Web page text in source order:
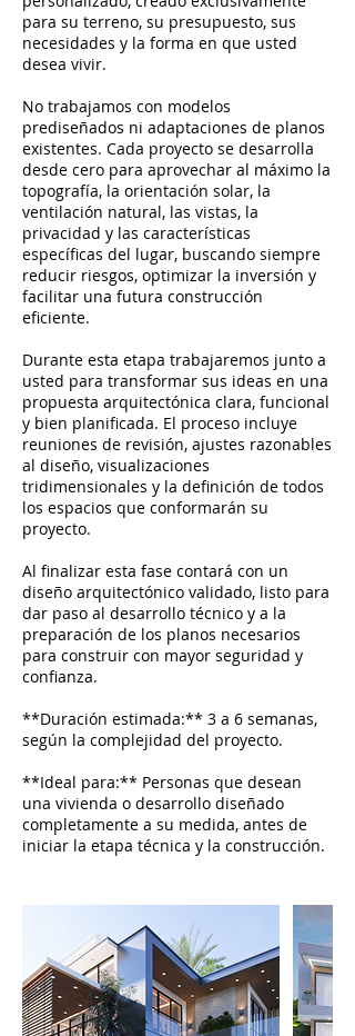
para su terreno, su presupuesto, sus
necesidades y la forma en que usted
desea vivir.
No trabajamos con modelos
prediseñados ni adaptaciones de planos
existentes. Cada proyecto se desarrolla
desde cero para aprovechar al máximo la
topografía, la orientación solar, la
ventilación natural, las vistas, la
privacidad y las características
específicas del lugar, buscando siempre
reducir riesgos, optimizar la inversión y
facilitar una futura construcción
eficiente.
Durante esta etapa trabajaremos junto a
usted para transformar sus ideas en una
propuesta arquitectónica clara, funcional
y bien planificada. El proceso incluye
reuniones de revisión, ajustes razonables
al diseño, visualizaciones
tridimensionales y la definición de todos
los espacios que conformarán su
proyecto.
Al finalizar esta fase contará con un
diseño arquitectónico validado, listo para
dar paso al desarrollo técnico y a la
preparación de los planos necesarios
para construir con mayor seguridad y
confianza.
**Duración estimada:** 3 a 6 semanas,
según la complejidad del proyecto.
**Ideal para:** Personas que desean
una vivienda o desarrollo diseñado
completamente a su medida, antes de